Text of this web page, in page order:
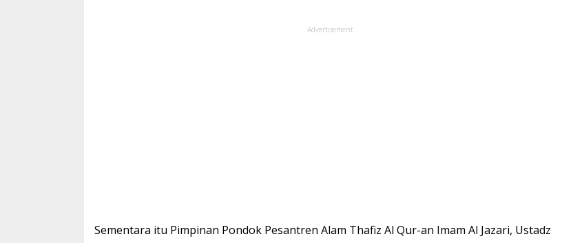
Advertisement
Sementara itu Pimpinan Pondok Pesantren Alam Thafiz Al Qur-an Imam Al Jazari, Ustadz